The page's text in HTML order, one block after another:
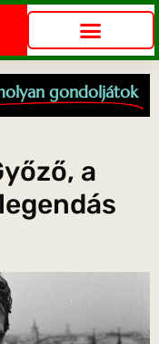
gondoljátok
a